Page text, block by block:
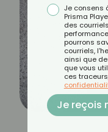
Je consens
Prisma
des
pourrons
courriels,
ainsi que
que vous
ces
Je reçois